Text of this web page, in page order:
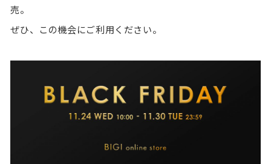
売。
ぜひ、この機会にご利用ください。